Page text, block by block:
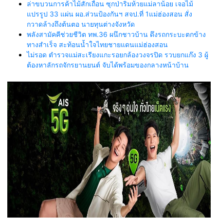
ล่าขบวนการค้าไม้สักเถื่อน ซุกป่าริมห้วยแม่ลาน้อย เจอไม้
แปรรูป 33 แผ่น ผอ.ส่วนป้องกันฯ สจป.ที่ 1แม่ฮ่องสอน สั่ง
กวาดล้างถึงต้นตอ นายทุนต่างจังหวัด
พลังสามัคคีช่วยชีวิต ทพ.36 ผนึกชาวบ้าน ดึงรถกระบะตกข้าง
ทางสำเร็จ สะท้อนน้ำใจไทยชายแดนแม่ฮ่องสอน
ไม่รอด ตำรวจแม่สะเรียงแกะรอยกล้องวงจรปิด รวบยกแก๊ง 3 ผู้
ต้องหาลักรถจักรยานยนต์ จับได้พร้อมของกลางหน้าบ้าน